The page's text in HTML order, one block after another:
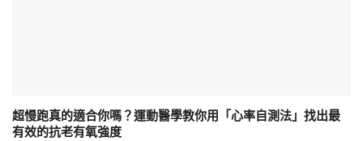
超慢跑真的適合你嗎？運動醫學教你用「心率自測法」找出最
有效的抗老有氧強度